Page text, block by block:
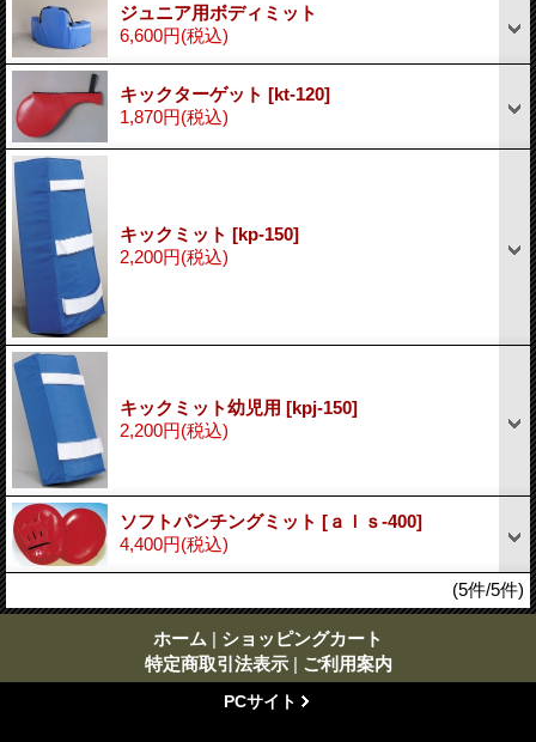
ジュニア用ボディミット
6,600円(税込)
キックターゲット [kt-120]
1,870円(税込)
キックミット [kp-150]
2,200円(税込)
キックミット幼児用 [kpj-150]
2,200円(税込)
ソフトパンチングミット [ａｌｓ-400]
4,400円(税込)
(5件/5件)
ホーム | ショッピングカート
特定商取引法表示 | ご利用案内
PCサイト